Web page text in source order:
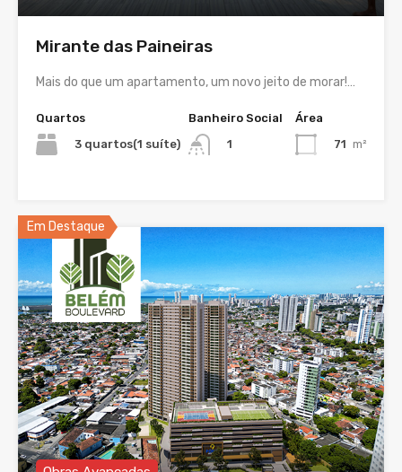
Mirante das Paineiras
Mais do que um apartamento, um novo jeito de morar!…
Quartos
3 quartos(1 suíte)
Banheiro Social
1
Área
71 m²
Em Destaque